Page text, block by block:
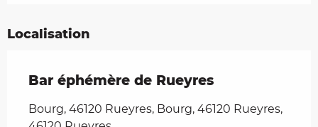
Localisation
Bar éphémère de Rueyres
Bourg, 46120 Rueyres, Bourg, 46120 Rueyres,